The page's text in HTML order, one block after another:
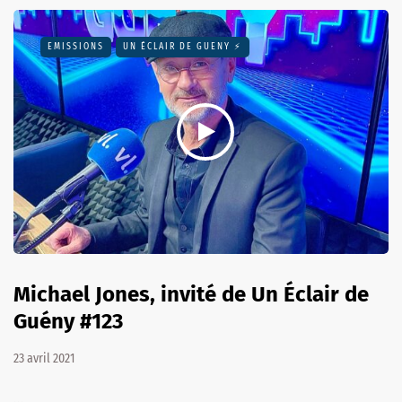
EMISSIONS UN ÉCLAIR DE GUENY ⚡️
Michael Jones, invité de Un Éclair de
Guény #123
23 avril 2021